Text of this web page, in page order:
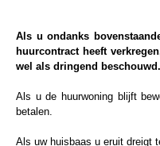
Als u ondanks
huurcontract heeft
wel als dringend beschouwd.
Als u de huurwoning blijft
betalen.
Als uw huisbaas u eruit dreigt